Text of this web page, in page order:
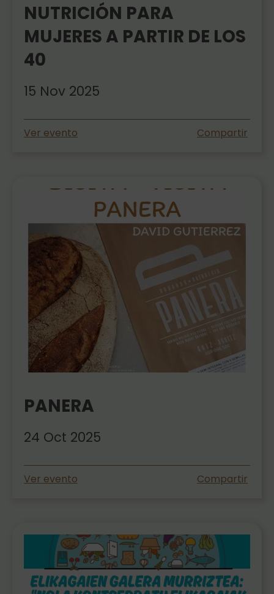
NUTRICIÓN PARA
MUJERES A PARTIR DE LOS
40
15 Nov 2025
Ver evento Compartir
PANERA
24 Oct 2025
Ver evento Compartir